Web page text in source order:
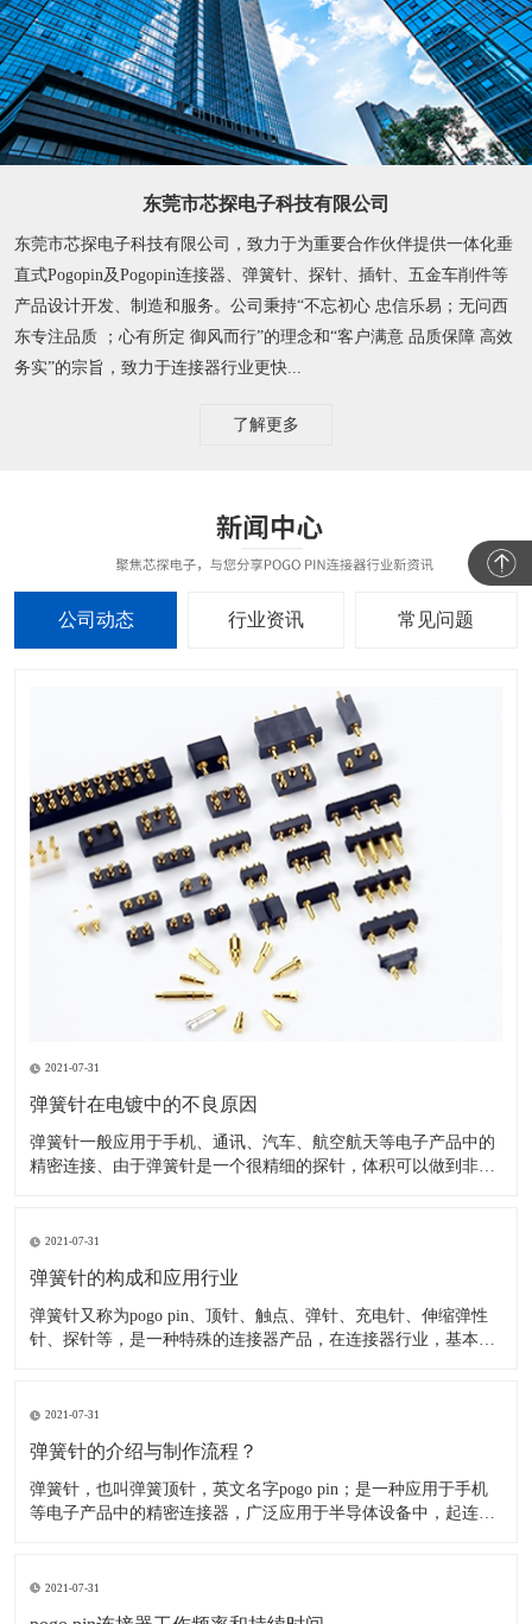
东莞市芯探电子科技有限公司
东莞市芯探电子科技有限公司，致力于为重要合作伙伴提供一体化垂
直式Pogopin及Pogopin连接器、弹簧针、探针、插针、五金车削件等
产品设计开发、制造和服务。公司秉持“不忘初心 忠信乐易；无问西
东专注品质 ；心有所定 御风而行”的理念和“客户满意 品质保障 高效
务实”的宗旨，致力于连接器行业更快...
了解更多
公司动态 行业资讯 常见问题
2021-07-31
弹簧针在电镀中的不良原因
弹簧针一般应用于手机、通讯、汽车、航空航天等电子产品中的
精密连接、由于弹簧针是一个很精细的探针，体积可以做到非常
2021-07-31
弹簧针的构成和应用行业
​弹簧针又称为pogo pin、顶针、触点、弹针、充电针、伸缩弹性
针、探针等，是一种特殊的连接器产品，在连接器行业，基本结
2021-07-31
弹簧针的介绍与制作流程？
弹簧针，也叫弹簧顶针，英文名字pogo pin；是一种应用于手机
等电子产品中的精密连接器，广泛应用于半导体设备中，起连接
至1块左右；Pogo pin是一种由针轴
2021-07-31